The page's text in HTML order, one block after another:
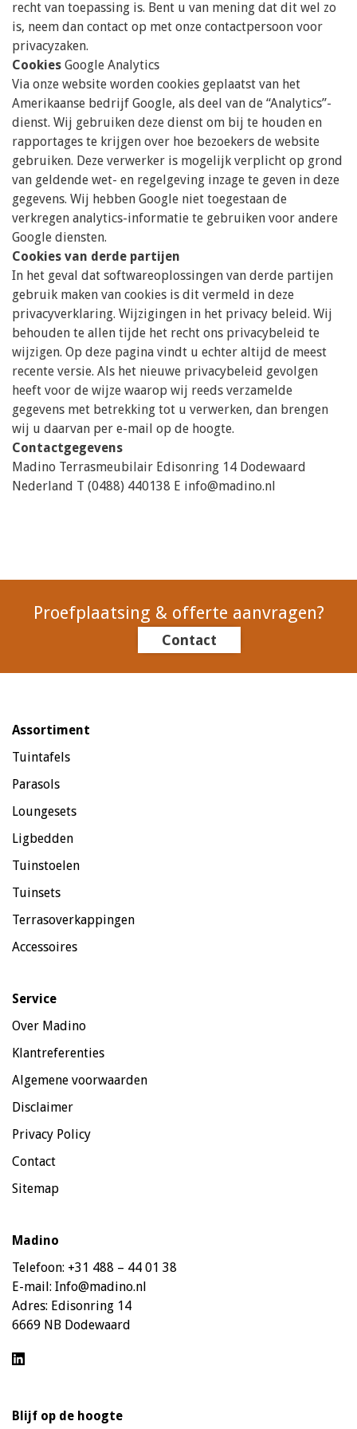
recht van toepassing is. Bent u van mening dat dit wel zo
is, neem dan contact op met onze contactpersoon voor
privacyzaken.
Cookies Google Analytics
Via onze website worden cookies geplaatst van het
Amerikaanse bedrijf Google, als deel van de “Analytics”-
dienst. Wij gebruiken deze dienst om bij te houden en
rapportages te krijgen over hoe bezoekers de website
gebruiken. Deze verwerker is mogelijk verplicht op grond
van geldende wet- en regelgeving inzage te geven in deze
gegevens. Wij hebben Google niet toegestaan de
verkregen analytics-informatie te gebruiken voor andere
Google diensten.
Cookies van derde partijen
In het geval dat softwareoplossingen van derde partijen
gebruik maken van cookies is dit vermeld in deze
privacyverklaring. Wijzigingen in het privacy beleid. Wij
behouden te allen tijde het recht ons privacybeleid te
wijzigen. Op deze pagina vindt u echter altijd de meest
recente versie. Als het nieuwe privacybeleid gevolgen
heeft voor de wijze waarop wij reeds verzamelde
gegevens met betrekking tot u verwerken, dan brengen
wij u daarvan per e-mail op de hoogte.
Contactgegevens
Madino Terrasmeubilair Edisonring 14 Dodewaard
Nederland T (0488) 440138 E info@madino.nl
Proefplaatsing & offerte aanvragen?
Contact
Assortiment
Tuintafels
Parasols
Loungesets
Ligbedden
Tuinstoelen
Tuinsets
Terrasoverkappingen
Accessoires
Service
Over Madino
Klantreferenties
Algemene voorwaarden
Disclaimer
Privacy Policy
Contact
Sitemap
Madino
Telefoon: +31 488 – 44 01 38
E-mail: Info@madino.nl
Adres: Edisonring 14
6669 NB Dodewaard
Blijf op de hoogte